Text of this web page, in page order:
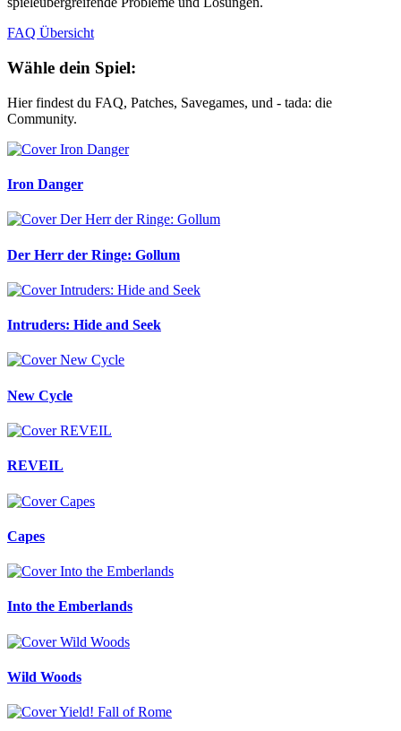
FAQ Übersicht
Wähle dein Spiel:
Hier findest du FAQ, Patches, Savegames, und - tada: die
Community.
Iron Danger
Der Herr der Ringe: Gollum
Intruders: Hide and Seek
New Cycle
REVEIL
Capes
Into the Emberlands
Wild Woods